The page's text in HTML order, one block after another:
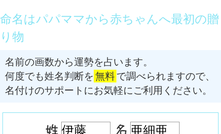
命名はパパママから赤ちゃんへ最初の贈
り物
名前の画数から運勢を占います。
何度でも姓名判断を 無料で調べられますので、
名付けのサポートにお気軽にご利用ください。